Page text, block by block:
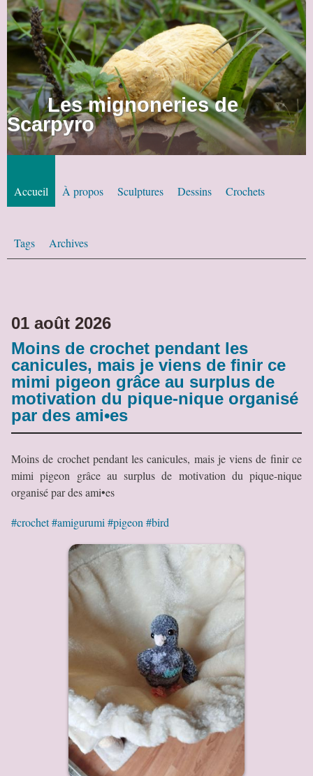
Les mignoneries de
Scarpyro
Accueil À propos Sculptures Dessins Crochets
Tags Archives
01 août 2026
Moins de crochet pendant les
canicules, mais je viens de finir ce
mimi pigeon grâce au surplus de
motivation du pique-nique organisé
par des ami•es
Moins de crochet pendant les canicules, mais je viens de finir ce
mimi pigeon grâce au surplus de motivation du pique-nique
organisé par des ami•es
#crochet#amigurumi #pigeon #bird